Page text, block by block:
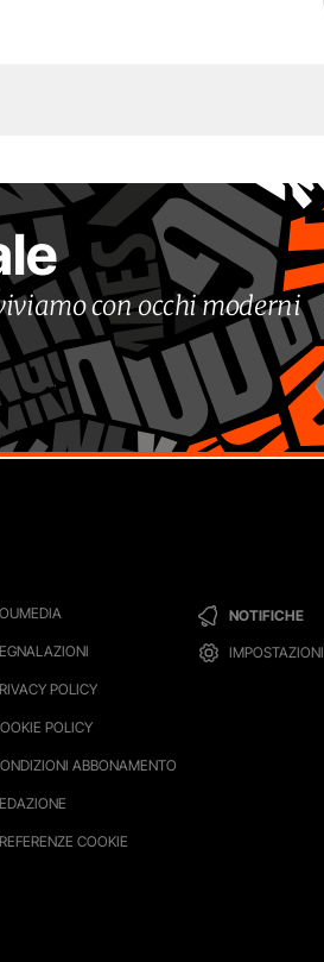
con occhi moderni
POLICY
POLICY
ABBONAMENTO
COOKIE
NOTIFICHE
IMPOSTAZIONI